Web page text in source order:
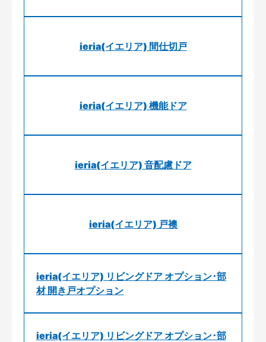
ieria(イエリア) 間仕切戸
ieria(イエリア) 機能ドア
ieria(イエリア) 音配慮ドア
ieria(イエリア) 戸襖
ieria(イエリア) リビングドア オプション･部
材 開き戸オプション
ieria(イエリア) リビングドア オプション･部